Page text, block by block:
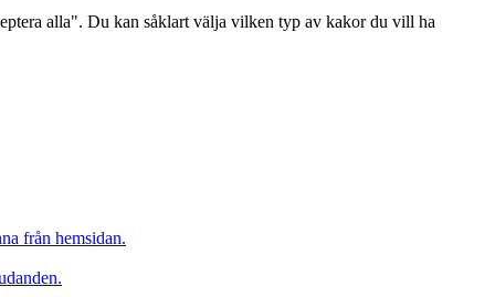
alla". Du kan såklart välja vilken typ av kakor du vill ha
från hemsidan.